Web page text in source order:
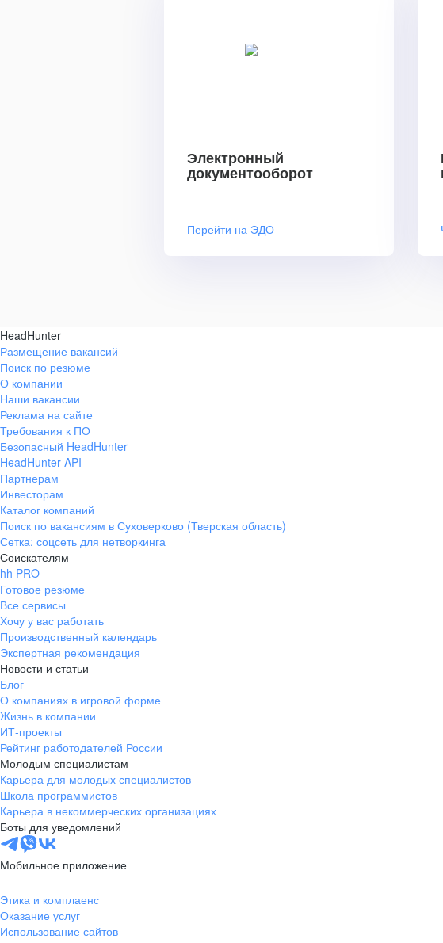
Электронный
документооборот
Перейти на ЭДО
HeadHunter
Размещение вакансий
Поиск по резюме
О компании
Наши вакансии
Реклама на сайте
Требования к ПО
Безопасный HeadHunter
HeadHunter API
Партнерам
Инвесторам
Каталог компаний
Поиск по вакансиям в Суховерково (Тверская область)
Сетка: соцсеть для нетворкинга
Соискателям
hh PRO
Готовое резюме
Все сервисы
Хочу у вас работать
Производственный календарь
Экспертная рекомендация
Новости и статьи
Блог
О компаниях в игровой форме
Жизнь в компании
ИТ-проекты
Рейтинг работодателей России
Молодым специалистам
Карьера для молодых специалистов
Школа программистов
Карьера в некоммерческих организациях
Боты для уведомлений
Мобильное приложение
Этика и комплаенс
Оказание услуг
Использование сайтов